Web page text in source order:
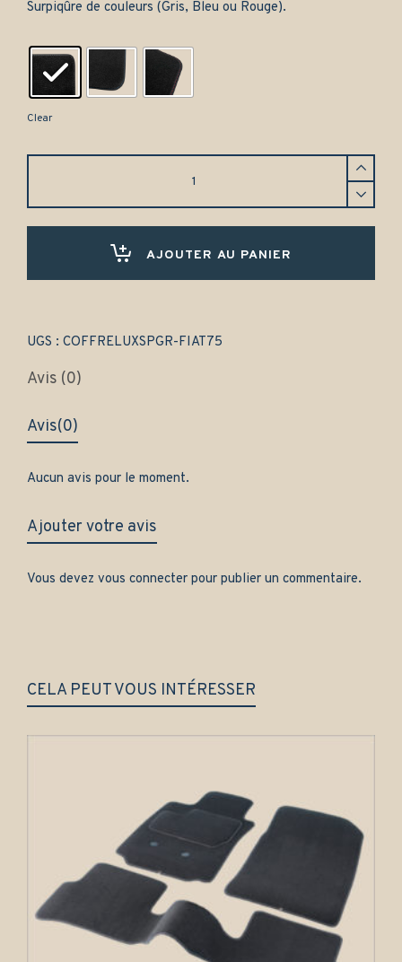
Surpiqûre de couleurs (Gris, Bleu ou Rouge).
Clear
quantity
AJOUTER AU PANIER
UGS : COFFRELUXSPGR-FIAT75
Avis (0)
Avis(0)
Aucun avis pour le moment.
Ajouter votre avis
Vous devez vous connecter pour publier un commentaire.
CELA PEUT VOUS INTÉRESSER